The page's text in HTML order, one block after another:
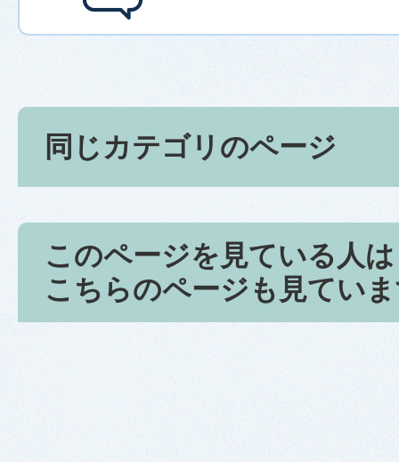
同じカテゴリのページ
このページを見ている人は
こちらのページも見てい